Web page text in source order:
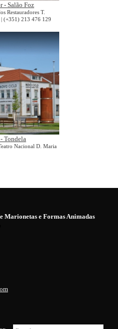
- Salão Foz
Restauradores T.
(+351) 213 476 129
Tondela
Nacional D. Maria
e Formas Animadas